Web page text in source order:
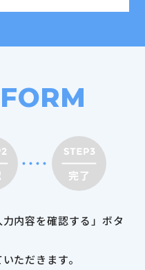
内容を確認する」ボタ
ただきます。